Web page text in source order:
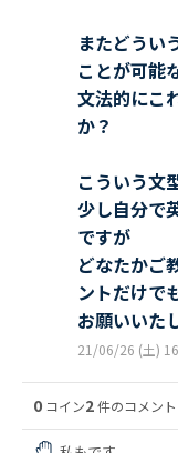
またどうい
ことが可能
文法的にこ
か？
こういう文
少し自分で
ですが
どなたかご
ントだけで
お願いいた
21/06/26 (土)
0 コイン2件のコメント